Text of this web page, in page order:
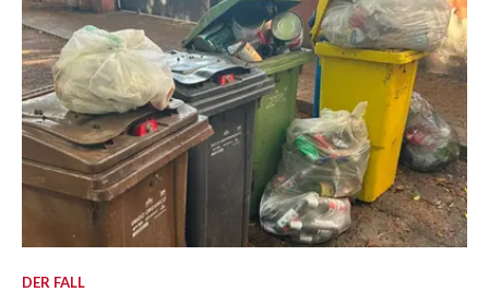
DER FALL